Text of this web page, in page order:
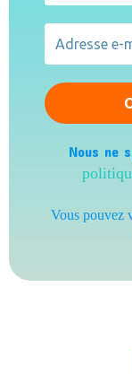
Nous ne
Vous pouvez